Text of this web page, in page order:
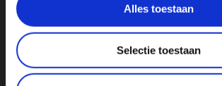
Alles toestaan
Selectie toestaan
NEXT POST